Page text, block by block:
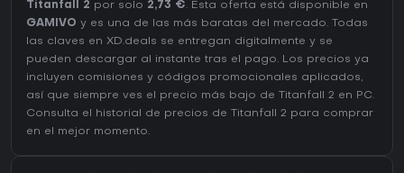
Titanfall 2 por solo 2,73 €. Esta oferta está disponible en
GAMIVO y es una de las más baratas del mercado. Todas
las claves en XD.deals se entregan digitalmente y se
pueden descargar al instante tras el pago. Los precios ya
incluyen comisiones y códigos promocionales aplicados,
así que siempre ves el precio más bajo de Titanfall 2 en PC.
Consulta el
historial de precios de Titanfall 2 para comprar
en el mejor momento.